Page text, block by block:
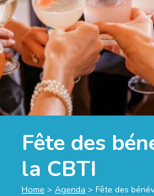
Fête des
la CBTI
Home > Agenda > Fête des